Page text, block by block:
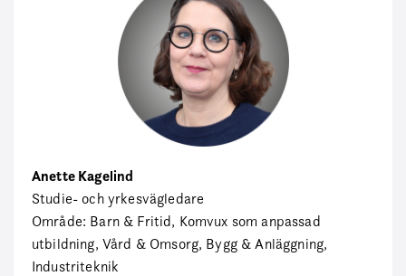
Anette Kagelind
Studie- och yrkesvägledare
Område: Barn & Fritid, Komvux som anpassad
utbildning, Vård & Omsorg, Bygg & Anläggning,
Industriteknik